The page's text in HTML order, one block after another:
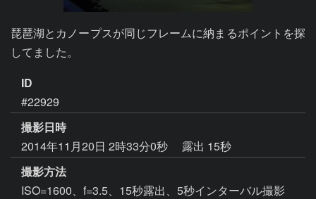
琵琶湖とカノープスが同じフレームに納まるポイントを探
してました。
ID
#22929
撮影日時
2014年11月20日 2時33分0秒
露出 15秒
撮影方法
ISO=1600、f=3.5、15秒露出、5秒インターバル撮影